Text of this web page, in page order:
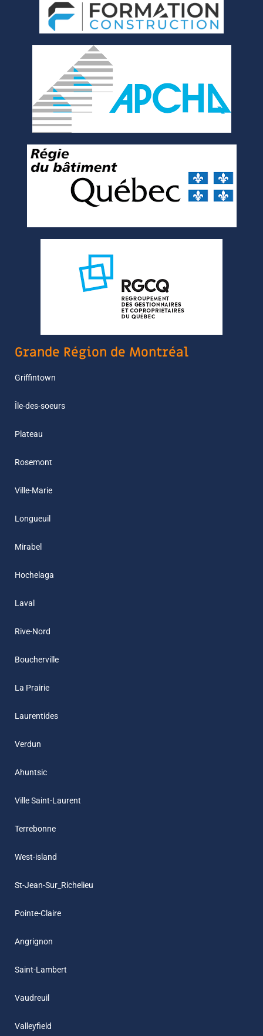
Grande Région de Montréal
Griffintown
Île-des-soeurs
Plateau
Rosemont
Ville-Marie
Longueuil
Mirabel
Hochelaga
Laval
Rive-Nord
Boucherville
La Prairie
Laurentides
Verdun
Ahuntsic
Ville Saint-Laurent
Terrebonne
West-island
St-Jean-Sur_Richelieu
Pointe-Claire
Angrignon
Saint-Lambert
Vaudreuil
Valleyfield